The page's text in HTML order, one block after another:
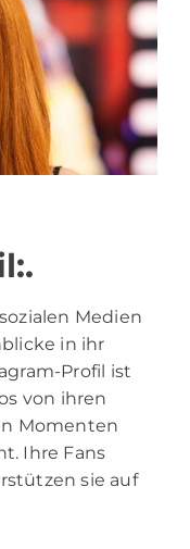
Medien
in ihr
Profil ist
von ihren
Momenten
Ihre Fans
sie auf